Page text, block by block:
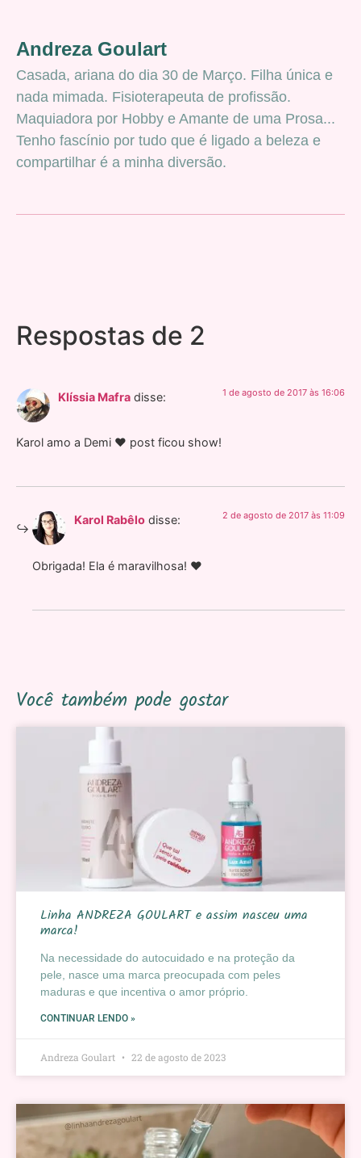
Andreza Goulart
Casada, ariana do dia 30 de Março. Filha única e
nada mimada. Fisioterapeuta de profissão.
Maquiadora por Hobby e Amante de uma Prosa...
Tenho fascínio por tudo que é ligado a beleza e
compartilhar é a minha diversão.
Respostas de 2
Klíssia Mafra disse: 1 de agosto de 2017 às 16:06
Karol amo a Demi ♥ post ficou show!
Karol Rabêlo disse: 2 de agosto de 2017 às 11:09
Obrigada! Ela é maravilhosa! ♥
Você também pode gostar
Linha ANDREZA GOULART e assim nasceu uma
marca!
Na necessidade do autocuidado e na proteção da
pele, nasce uma marca preocupada com peles
maduras e que incentiva o amor próprio.
CONTINUAR LENDO »
Andreza Goulart 22 de agosto de 2023